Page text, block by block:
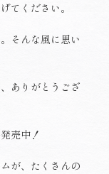
てください。
そんな風に思い
ありがとうござ
売中！
が、たくさんの